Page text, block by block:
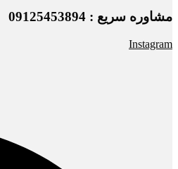
مشاوره سریع : 09125453894
Instagram